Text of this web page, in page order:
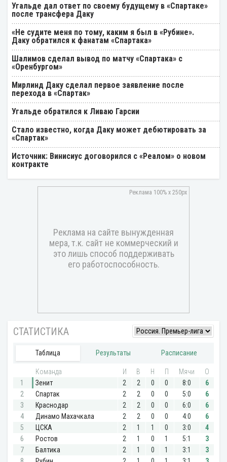
Угальде дал ответ по своему будущему в «Спартаке»
после трансфера Даку
«Не судите меня по тому, каким я был в «Рубине».
Даку обратился к фанатам «Спартака»
Шалимов сделал вывод по матчу «Спартака» с
«Оренбургом»
Мирлинд Даку сделал первое заявление после
перехода в «Спартак»
Угальде обратился к Ливаю Гарсии
Стало известно, когда Даку может дебютировать за
«Спартак»
Источник: Винисиус договорился с «Реалом» о новом
контракте